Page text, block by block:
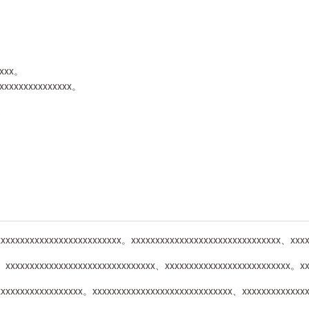
。
。
。xxxxxxxxxxxxxxxxxxxxxxxxxxxxxxx、
、xxxxxxxxxxxxxxxxxxxxxxxxxx。
。xxxxxxxxxxxxxxxxxxxxxxxxxxxxx、